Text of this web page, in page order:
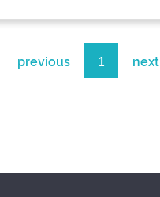
previous 1 next